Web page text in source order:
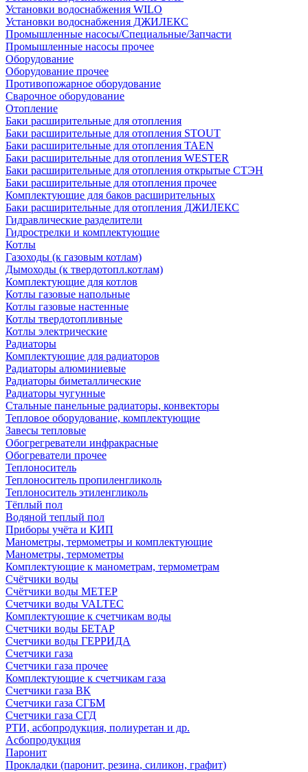
Установки водоснабжения WILO
Установки водоснабжения ДЖИЛЕКС
Промышленные насосы/Специальные/Запчасти
Промышленные насосы прочее
Оборудование
Оборудование прочее
Противопожарное оборудование
Сварочное оборудование
Отопление
Баки расширительные для отопления
Баки расширительные для отопления STOUT
Баки расширительные для отопления TAEN
Баки расширительные для отопления WESTER
Баки расширительные для отопления открытые СТЭН
Баки расширительные для отопления прочее
Комплектующие для баков расширительных
Баки расширительные для отопления ДЖИЛЕКС
Гидравлические разделители
Гидрострелки и комплектующие
Котлы
Газоходы (к газовым котлам)
Дымоходы (к твердотопл.котлам)
Комплектующие для котлов
Котлы газовые напольные
Котлы газовые настенные
Котлы твердотопливные
Котлы электрические
Радиаторы
Комплектующие для радиаторов
Радиаторы алюминиевые
Радиаторы биметаллические
Радиаторы чугунные
Стальные панельные радиаторы, конвекторы
Тепловое оборудование, комплектующие
Завесы тепловые
Обогрегреватели инфракрасные
Обогреватели прочее
Теплоноситель
Теплоноситель пропиленгликоль
Теплоноситель этиленгликоль
Тёплый пол
Водяной теплый пол
Приборы учёта и КИП
Манометры, термометры и комплектующие
Манометры, термометры
Комплектующие к манометрам, термометрам
Счётчики воды
Счётчики воды МЕТЕР
Счетчики воды VALTEC
Комплектующие к счетчикам воды
Счетчики воды БЕТАР
Счетчики воды ГЕРРИДА
Счетчики газа
Счетчики газа прочее
Комплектующие к счетчикам газа
Счетчики газа ВК
Счетчики газа СГБМ
Счетчики газа СГД
РТИ, асбопродукция, полиуретан и др.
Асбопродукция
Паронит
Прокладки (паронит, резина, силикон, графит)